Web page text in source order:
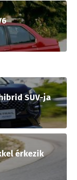
SUV-ja
érkezik